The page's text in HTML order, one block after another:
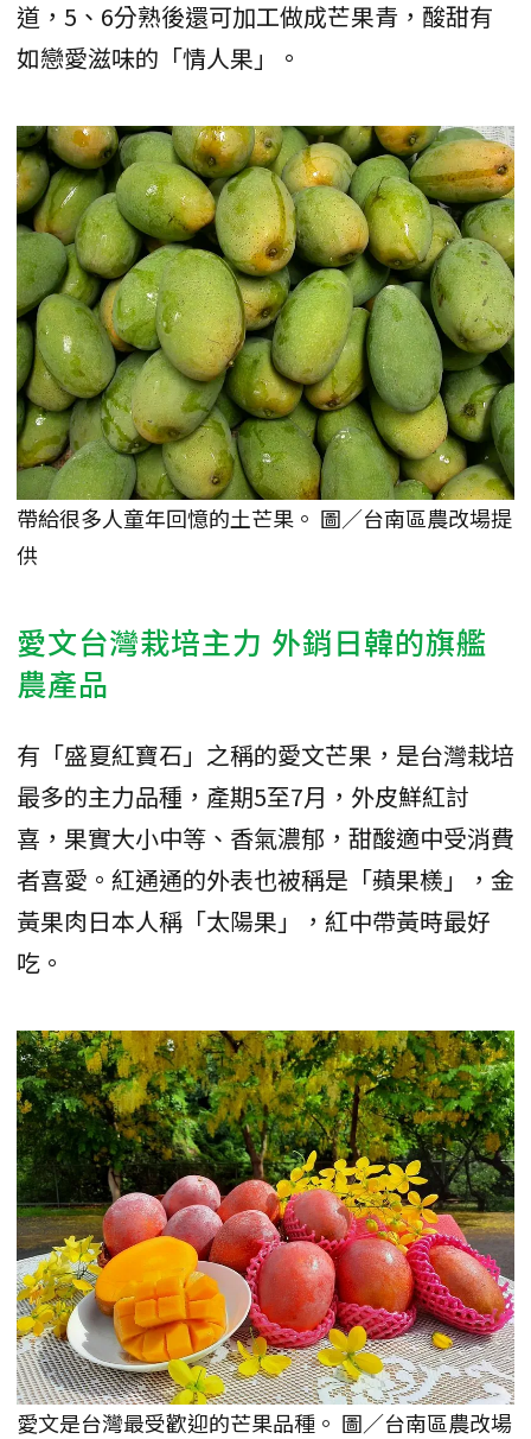
道，5、6分熟後還可加工做成芒果青，酸甜有
如戀愛滋味的「情人果」。
帶給很多人童年回憶的土芒果。 圖／台南區農改場提
供
愛文台灣栽培主力 外銷日韓的旗艦
農產品
有「盛夏紅寶石」之稱的愛文芒果，是台灣栽培
最多的主力品種，產期5至7月，外皮鮮紅討
喜，果實大小中等、香氣濃郁，甜酸適中受消費
者喜愛。紅通通的外表也被稱是「蘋果檨」，金
黃果肉日本人稱「太陽果」，紅中帶黃時最好
吃。
愛文是台灣最受歡迎的芒果品種。 圖／台南區農改場